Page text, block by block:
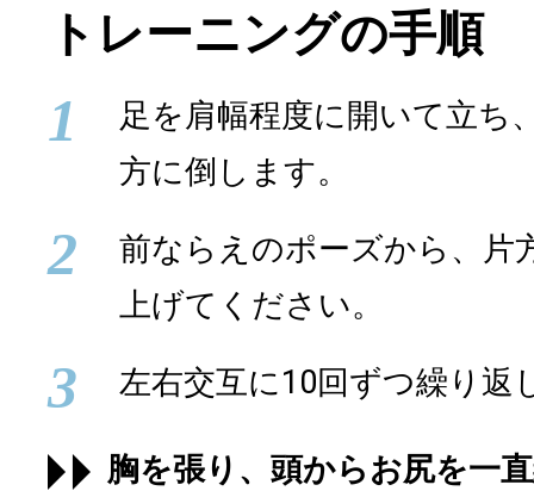
トレーニングの手順
1
足を肩幅程度に開いて立ち
方に倒します。
2
前ならえのポーズから、片
上げてください。
3 左右交互に10回ずつ繰り返
胸を張り、頭からお尻を一